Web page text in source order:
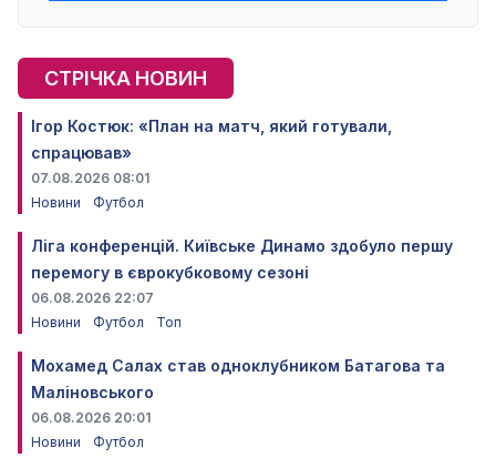
СТРІЧКА НОВИН
Ігор Костюк: «План на матч, який готували,
спрацював»
07.08.2026 08:01
Новини
Футбол
Ліга конференцій. Київське Динамо здобуло першу
перемогу в єврокубковому сезоні
06.08.2026 22:07
Новини
Футбол Топ
Мохамед Салах став одноклубником Батагова та
Маліновського
06.08.2026 20:01
Новини
Футбол